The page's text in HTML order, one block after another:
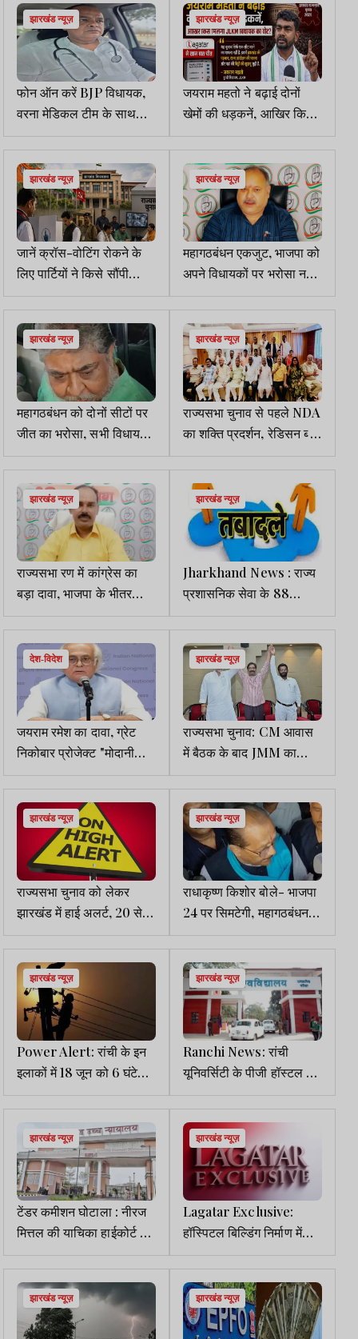
झारखंड न्यूज़
फोन ऑन करें BJP विधायक,
वरना मेडिकल टीम के साथ
पहुंच जाऊंगा: इरफान अंसारी
झारखंड न्यूज़
जयराम महतो ने बढ़ाई दोनों
खेमों की धड़कनें, आखिर किसे
मिलेगा JLKM विधायक का
वोट?
झारखंड न्यूज़
जानें क्रॉस-वोटिंग रोकने के
लिए पार्टियों ने किसे सौंपी
निगरानी की जिम्मेदारी
झारखंड न्यूज़
महागठबंधन एकजुट, भाजपा को
अपने विधायकों पर भरोसा नहीं:
राकेश सिन्हा
झारखंड न्यूज़
महागठबंधन को दोनों सीटों पर
जीत का भरोसा, सभी विधायक
सुबह 10 बजे पहुंचेंगे विधानसभा
झारखंड न्यूज़
राज्यसभा चुनाव से पहले NDA
का शक्ति प्रदर्शन, रेडिसन ब्लू
में हुआ मतदान प्रशिक्षण
झारखंड न्यूज़
राज्यसभा रण में कांग्रेस का
बड़ा दावा, भाजपा के भीतर
बगावत के संकेत
झारखंड न्यूज़
Jharkhand News : राज्य
प्रशासनिक सेवा के 88
अफसरों का तबादला
देश-विदेश
जयराम रमेश का दावा, ग्रेट
निकोबार प्रोजेक्ट "मोदानी
साम्राज्य" के विस्तार का
हिस्सा
झारखंड न्यूज़
राज्यसभा चुनाव: CM आवास
में बैठक के बाद JMM का
संकेत- अब तक 61, पर रात
अभी बाकी है
झारखंड न्यूज़
राज्यसभा चुनाव को लेकर
झारखंड में हाई अलर्ट, 20 से
अधिक स्पेशल ब्रांच कर्मी
निगरानी में जुटे
झारखंड न्यूज़
राधाकृष्ण किशोर बोले- भाजपा
24 पर सिमटेगी, महागठबंधन
जीतेगा दोनों सीटें
झारखंड न्यूज़
Power Alert: रांची के इन
इलाकों में 18 जून को 6 घंटे
रहेगा पावरकट
झारखंड न्यूज़
Ranchi News: रांची
यूनिवर्सिटी के पीजी हॉस्टल में
कर्मचारियों का अवैध कब्जा,
छात्रावास खाली करने के
निर्देश
झारखंड न्यूज़
टेंडर कमीशन घोटाला : नीरज
मित्तल की याचिका हाईकोर्ट से
खारिज
झारखंड न्यूज़
Lagatar Exclusive:
हॉस्पिटल बिल्डिंग निर्माण में
गड़बड़ी का आरोपी ठेकेदार
महज दो महीने में ब्लैक लिस्ट से
बाहर
झारखंड न्यूज़ झारखंड न्यूज़